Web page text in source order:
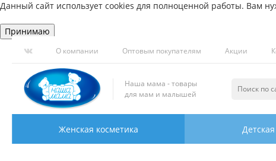
Данный сайт использует cookies для полноценной работы. Вам
Принимаю
О компании Оптовым покупателям Акции
Наша мама - товары
для мам и малышей
Женская косметика